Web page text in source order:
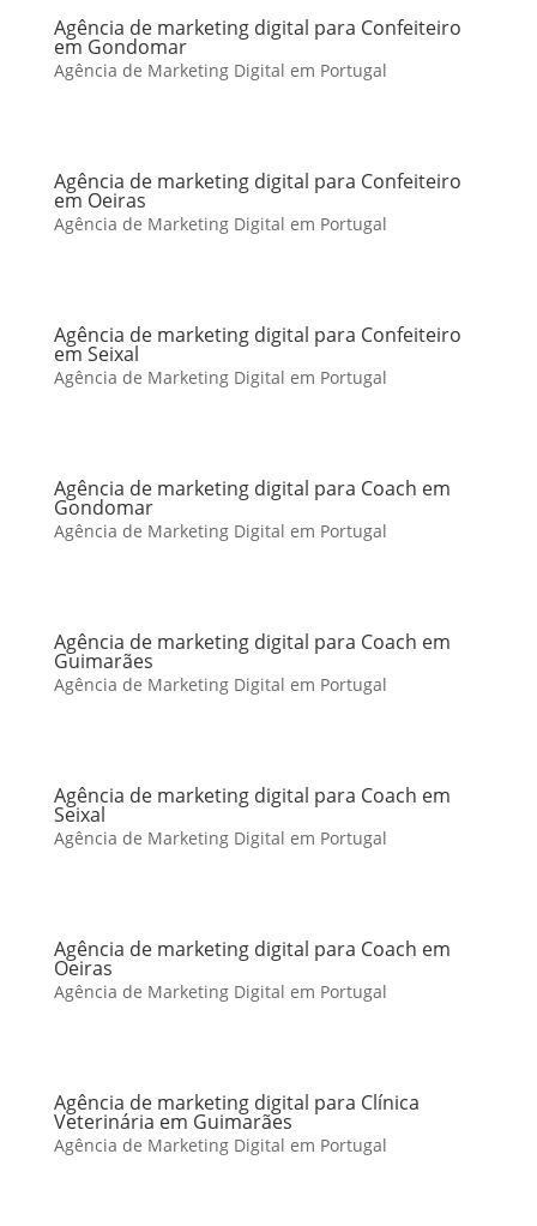
Agência de marketing digital para Confeiteiro
em Gondomar
Agência de Marketing Digital em Portugal
Agência de marketing digital para Confeiteiro
em Oeiras
Agência de Marketing Digital em Portugal
Agência de marketing digital para Confeiteiro
em Seixal
Agência de Marketing Digital em Portugal
Agência de marketing digital para Coach em
Gondomar
Agência de Marketing Digital em Portugal
Agência de marketing digital para Coach em
Guimarães
Agência de Marketing Digital em Portugal
Agência de marketing digital para Coach em
Seixal
Agência de Marketing Digital em Portugal
Agência de marketing digital para Coach em
Oeiras
Agência de Marketing Digital em Portugal
Agência de marketing digital para Clínica
Veterinária em Guimarães
Agência de Marketing Digital em Portugal